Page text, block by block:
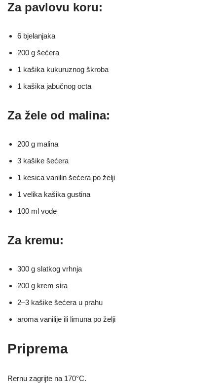
Za pavlovu koru:
6 bjelanjaka
200 g šećera
1 kašika kukuruznog škroba
1 kašika jabučnog octa
Za žele od malina:
200 g malina
3 kašike šećera
1 kesica vanilin šećera po želji
1 velika kašika gustina
100 ml vode
Za kremu:
300 g slatkog vrhnja
200 g krem sira
2–3 kašike šećera u prahu
aroma vanilije ili limuna po želji
Priprema
Rernu zagrijte na 170°C.